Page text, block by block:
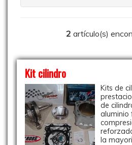
2 artículo(s)
Kit cilindro
Kits de
de
aluminio
la